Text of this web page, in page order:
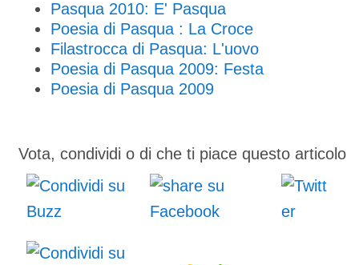
Pasqua 2010: E' Pasqua
Poesia di Pasqua : La Croce
Filastrocca di Pasqua: L'uovo
Poesia di Pasqua 2009: Festa
Poesia di Pasqua 2009
Vota, condividi o di che ti piace questo articolo